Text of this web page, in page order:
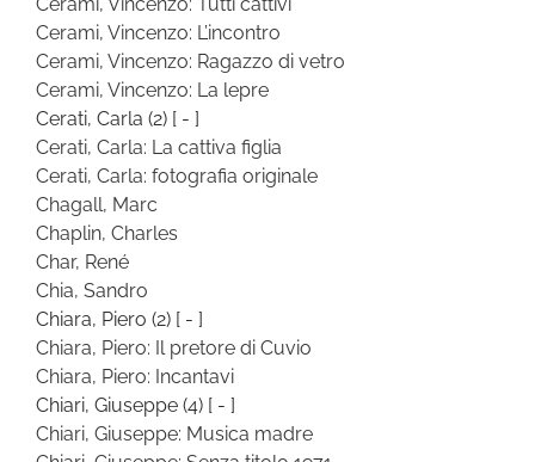
Cerami, Vincenzo: L’incontro
Cerami, Vincenzo: Ragazzo di vetro
Cerami, Vincenzo: La lepre
Cerati, Carla (2) [ - ]
Cerati, Carla: La cattiva figlia
Cerati, Carla: fotografia originale
Chagall, Marc
Chaplin, Charles
Char, René
Chia, Sandro
Chiara, Piero (2) [ - ]
Chiara, Piero: Il pretore di Cuvio
Chiara, Piero: Incantavi
Chiari, Giuseppe (4) [ - ]
Chiari, Giuseppe: Musica madre